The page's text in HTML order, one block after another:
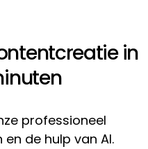
in
professioneel
de hulp van AI.